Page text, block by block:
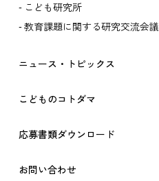
こども研究所
教育課題に関する研究交流会議
ニュース・トピックス
こどものコトダマ
応募書類ダウンロード
お問い合わせ